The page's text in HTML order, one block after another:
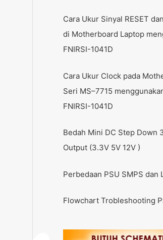
Cara Ukur Sinyal RESET
di Motherboard Laptop
FNIRSI-1041D
Cara Ukur Clock pada
Seri MS–7715
FNIRSI-1041D
Bedah Mini DC Step Down
Output (3.3V 5V 12V )
Perbedaan PSU SMPS dan
Flowchart Trobleshooting